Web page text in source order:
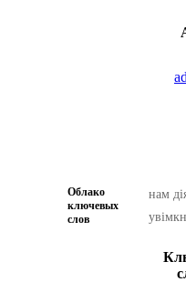
Облако
ключевых
слов
нам